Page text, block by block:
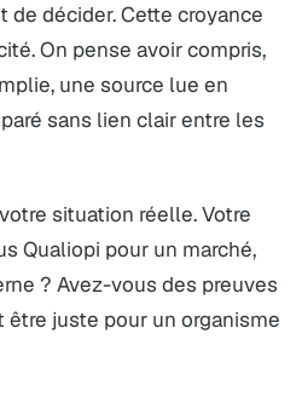
décider. Cette croyance
On pense avoir compris,
une source lue en
sans lien clair entre les
situation réelle. Votre
Qualiopi pour un marché,
? Avez-vous des preuves
juste pour un organisme